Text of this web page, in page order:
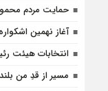
حمایت مردم
آغاز نهمین
انتخابات هیئت
مسیر از قدِ من